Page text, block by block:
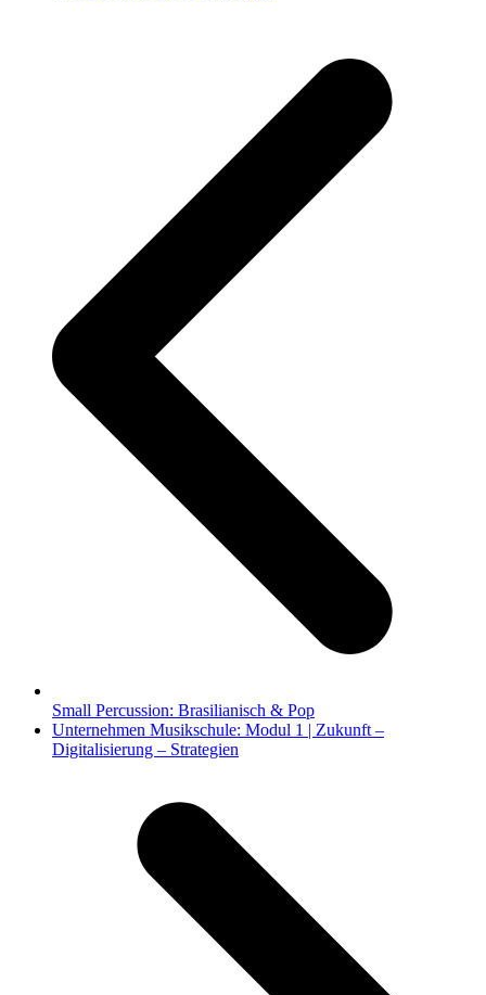
Small Percussion: Brasilianisch & Pop
Nächster
Beitrag:
Unternehmen Musikschule: Modul 1 | Zukunft –
Digitalisierung – Strategien